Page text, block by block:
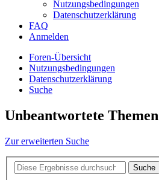
Nutzungsbedingungen
Datenschutzerklärung
FAQ
Anmelden
Foren-Übersicht
Nutzungsbedingungen
Datenschutzerklärung
Suche
Unbeantwortete Themen
Zur erweiterten Suche
Suche